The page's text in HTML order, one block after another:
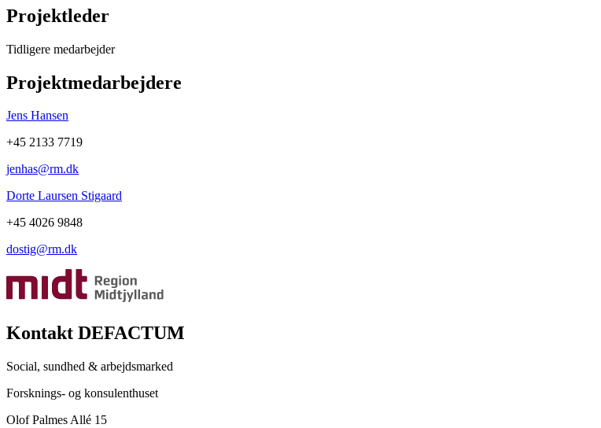
Projektleder
Tidligere medarbejder
Projektmedarbejdere
Jens Hansen
+45 2133 7719
jenhas@rm.dk
Dorte Laursen Stigaard
+45 4026 9848
dostig@rm.dk
Kontakt DEFACTUM
Social, sundhed & arbejdsmarked
Forsknings- og konsulenthuset
Olof Palmes Allé 15